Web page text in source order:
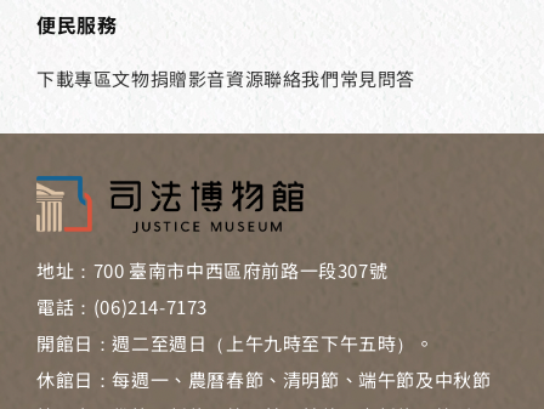
便民服務
下載專區文物捐贈影音資源聯絡我們常見問答
地址：700 臺南市中西區府前路一段307號
電話：(06)214-7173
開館日：週二至週日（上午九時至下午五時）。
休館日：每週一、農曆春節、清明節、端午節及中秋節